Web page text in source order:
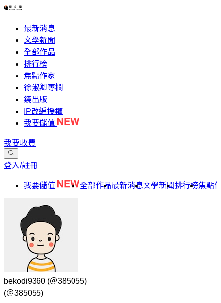
最新消息
文學新聞
全部作品
排行榜
焦點作家
徐淑卿專欄
鏡出版
IP改編授權
我要儲值
我要收費
登入/註冊
我要儲值 全部作品最新消息文學新聞排行榜焦點
bekodi9360 (＠385055)
(＠385055)